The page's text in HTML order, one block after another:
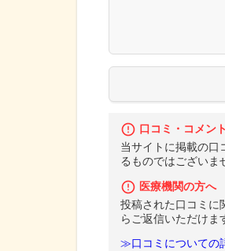
口コミ・コメン
当サイトに掲載の口
るものではございま
医療機関の方へ
投稿された口コミに
らご返信いただけま
≫口コミについての